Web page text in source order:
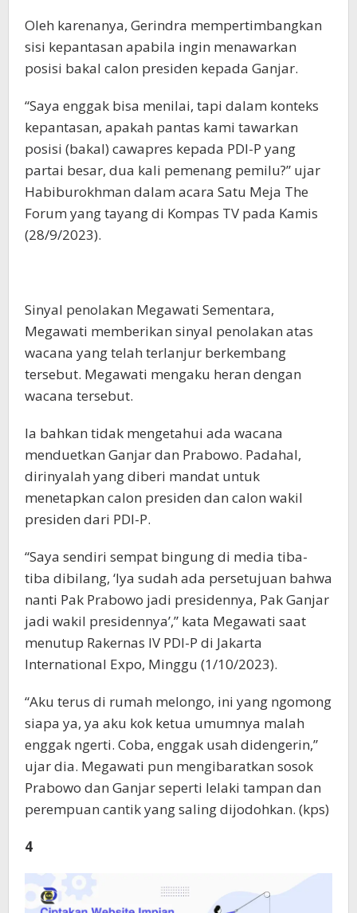
Oleh karenanya, Gerindra mempertimbangkan
sisi kepantasan apabila ingin menawarkan
posisi bakal calon presiden kepada Ganjar.
“Saya enggak bisa menilai, tapi dalam konteks
kepantasan, apakah pantas kami tawarkan
posisi (bakal) cawapres kepada PDI-P yang
partai besar, dua kali pemenang pemilu?” ujar
Habiburokhman dalam acara Satu Meja The
Forum yang tayang di Kompas TV pada Kamis
(28/9/2023).
Sinyal penolakan Megawati Sementara,
Megawati memberikan sinyal penolakan atas
wacana yang telah terlanjur berkembang
tersebut. Megawati mengaku heran dengan
wacana tersebut.
Ia bahkan tidak mengetahui ada wacana
menduetkan Ganjar dan Prabowo. Padahal,
dirinyalah yang diberi mandat untuk
menetapkan calon presiden dan calon wakil
presiden dari PDI-P.
“Saya sendiri sempat bingung di media tiba-
tiba dibilang, ‘Iya sudah ada persetujuan bahwa
nanti Pak Prabowo jadi presidennya, Pak Ganjar
jadi wakil presidennya’,” kata Megawati saat
menutup Rakernas IV PDI-P di Jakarta
International Expo, Minggu (1/10/2023).
“Aku terus di rumah melongo, ini yang ngomong
siapa ya, ya aku kok ketua umumnya malah
enggak ngerti. Coba, enggak usah didengerin,”
ujar dia. Megawati pun mengibaratkan sosok
Prabowo dan Ganjar seperti lelaki tampan dan
perempuan cantik yang saling dijodohkan. (kps)
4